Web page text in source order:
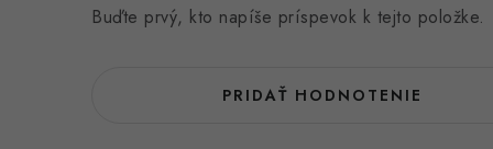
Buďte prvý, kto napíše príspevok k tejto položke.
PRIDAŤ HODNOTENIE